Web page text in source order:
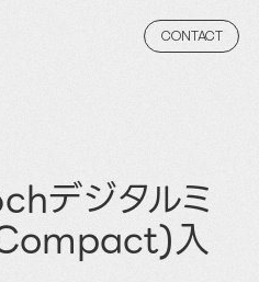
CONTACT
デジタルミ
入